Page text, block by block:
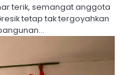
terik, semangat anggota
tetap tak tergoyahkan